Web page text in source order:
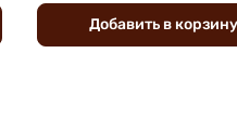
Добавить вкорзину